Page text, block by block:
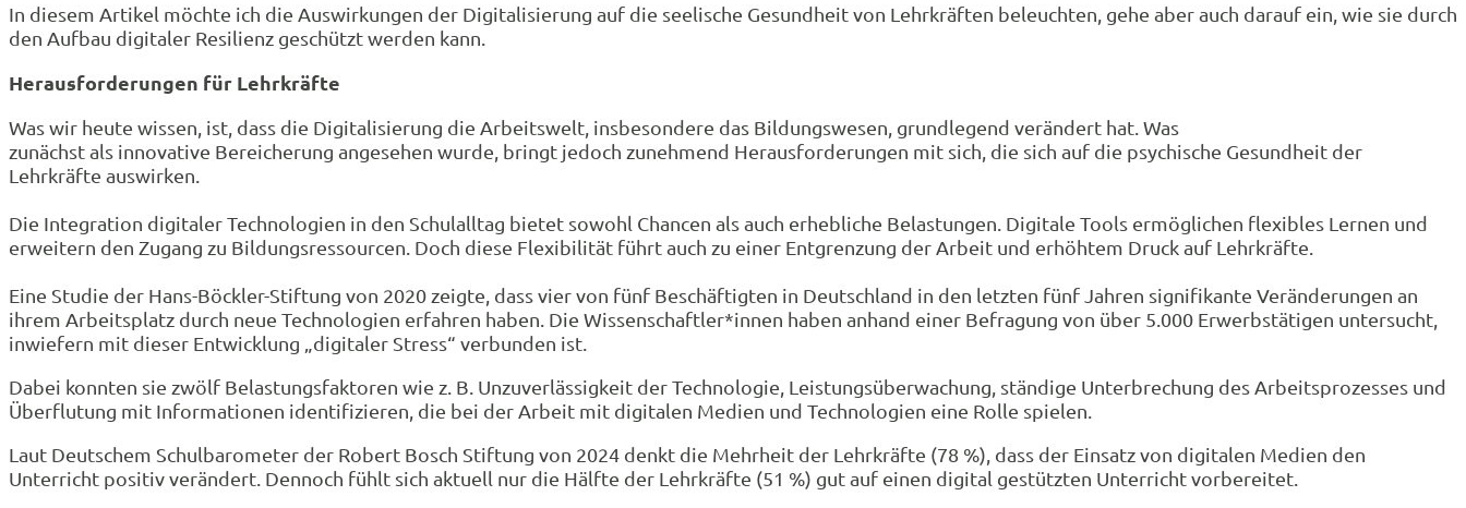
In diesem Artikel möchte ich die Auswirkungen der Digitalisierung auf die seelische Gesundheit von Lehrkräften beleuchten, gehe aber auch darauf ein, wie sie durch
den Aufbau digitaler Resilienz geschützt werden kann.
Herausforderungen für Lehrkräfte
Was wir heute wissen, ist, dass die Digitalisierung die Arbeitswelt, insbesondere das Bildungswesen, grundlegend verändert hat. Was
zunächst als innovative Bereicherung angesehen wurde, bringt jedoch zunehmend Herausforderungen mit sich, die sich auf die psychische Gesundheit der
Lehrkräfte auswirken.
Die Integration digitaler Technologien in den Schulalltag bietet sowohl Chancen als auch erhebliche Belastungen. Digitale Tools ermöglichen flexibles Lernen und
erweitern den Zugang zu Bildungsressourcen. Doch diese Flexibilität führt auch zu einer Entgrenzung der Arbeit und erhöhtem Druck auf Lehrkräfte.
Eine Studie der Hans-Böckler-Stiftung von 2020 zeigte, dass vier von fünf Beschäftigten in Deutschland in den letzten fünf Jahren signifikante Veränderungen an
ihrem Arbeitsplatz durch neue Technologien erfahren haben. Die Wissenschaftler*innen haben anhand einer Befragung von über 5.000 Erwerbstätigen untersucht,
inwiefern mit dieser Entwicklung „digitaler Stress“ verbunden ist.
Dabei konnten sie zwölf Belastungsfaktoren wie z. B. Unzuverlässigkeit der Technologie, Leistungsüberwachung, ständige Unterbrechung des Arbeitsprozesses und
Überflutung mit Informationen identifizieren, die bei der Arbeit mit digitalen Medien und Technologien eine Rolle spielen.
Laut Deutschem Schulbarometer der Robert Bosch Stiftung von 2024 denkt die Mehrheit der Lehrkräfte (78 %), dass der Einsatz von digitalen Medien den
Unterricht positiv verändert. Dennoch fühlt sich aktuell nur die Hälfte der Lehrkräfte (51 %) gut auf einen digital gestützten Unterricht vorbereitet.